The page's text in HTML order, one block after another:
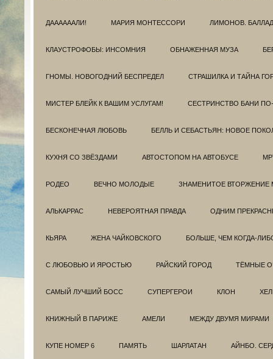
ДААААААЛИ! МАРИЯ МОНТЕССОРИ ЛИМОНОВ.
КЛАУСТРОФОБЫ: ИНСОМНИЯ ОБНАЖЕННАЯ МУЗА
ГНОМЫ. НОВОГОДНИЙ БЕСПРЕДЕЛ СТРАШИЛКА И ТАЙНА
МИСТЕР БЛЕЙК К ВАШИМ УСЛУГАМ! СЕСТРИНСТВО БАНИ
БЕСКОНЕЧНАЯ ЛЮБОВЬ БЕЛЛЬ И СЕБАСТЬЯН: НОВОЕ
КУХНЯ СО ЗВЁЗДАМИ АВТОСТОПОМ НА АВТОБУСЕ
РОДЕО ВЕЧНО МОЛОДЫЕ ЗНАМЕНИТОЕ ВТОРЖЕНИЕ
АЛЬКАРРАС НЕВЕРОЯТНАЯ ПРАВДА ОДНИМ
КЬЯРА ЖЕНА ЧАЙКОВСКОГО БОЛЬШЕ, ЧЕМ КОГДА-
С ЛЮБОВЬЮ И ЯРОСТЬЮ РАЙСКИЙ ГОРОД ТЁМНЫЕ
САМЫЙ ЛУЧШИЙ БОСС СУПЕРГЕРОИ КЛОН
КНИЖНЫЙ В ПАРИЖЕ АМЕЛИ МЕЖДУ ДВУМЯ МИРАМИ
КУПЕ НОМЕР 6 ПАМЯТЬ ШАРЛАТАН АЙНБО.